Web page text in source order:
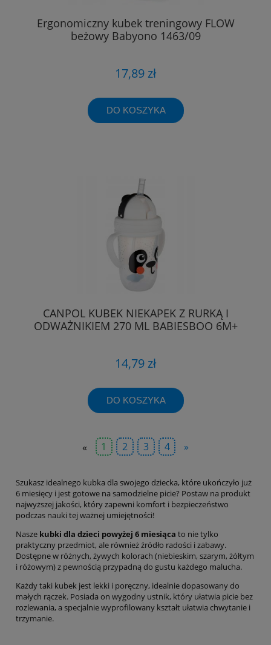
Ergonomiczny kubek treningowy FLOW
beżowy Babyono 1463/09
17,89 zł
DO KOSZYKA
CANPOL KUBEK NIEKAPEK Z RURKĄ I
ODWAŻNIKIEM 270 ML BABIESBOO 6M+
14,79 zł
DO KOSZYKA
« 1 2 3 4 »
Szukasz idealnego kubka dla swojego dziecka, które ukończyło już
6 miesięcy i jest gotowe na samodzielne picie? Postaw na produkt
najwyższej jakości, który zapewni komfort i bezpieczeństwo
podczas nauki tej ważnej umiejętności!
Nasze kubki dla dzieci powyżej 6 miesiąca to nie tylko
praktyczny przedmiot, ale również źródło radości i zabawy.
Dostępne w różnych, żywych kolorach (niebieskim, szarym, żółtym
i różowym) z pewnością przypadną do gustu każdego malucha.
Każdy taki kubek jest lekki i poręczny, idealnie dopasowany do
małych rączek. Posiada on wygodny ustnik, który ułatwia picie bez
rozlewania, a specjalnie wyprofilowany kształt ułatwia chwytanie i
trzymanie.